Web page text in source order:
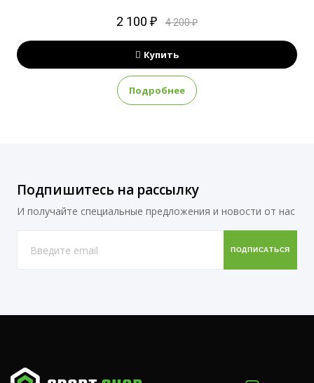
2 100 ₽ 4 200 ₽
Купить
Подробнее
Подпишитесь на рассылку
И получайте специальные предложения и новости от нас